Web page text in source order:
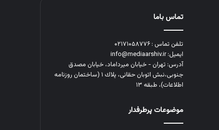
تماس باما
تلفن تماس : ۰۲۱۷۱۰۵۸۷۷۶
ایمیل: info@mediaarshiv.ir
آدرس: تهران - خیابان میرداماد، خیابان مصدق
جنوبی،نبش اتوبان حقانی، پلاك ١ (ساختمان روزنامه
اطلاعات)، طبقه ۱۳
موضوعات پرطرفدار